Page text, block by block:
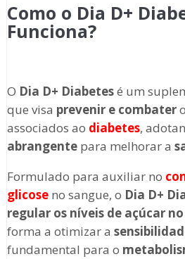
Como o Dia D+
Funciona?
O Dia D+ Diabetesé um
que visa prevenir e combater
associados ao diabetes,
abrangentepara melhorar a
Formulado para auxiliar no
glicoseno sangue, o Dia D+
regular os níveis de açúcar
forma a otimizar a
fundamental para o